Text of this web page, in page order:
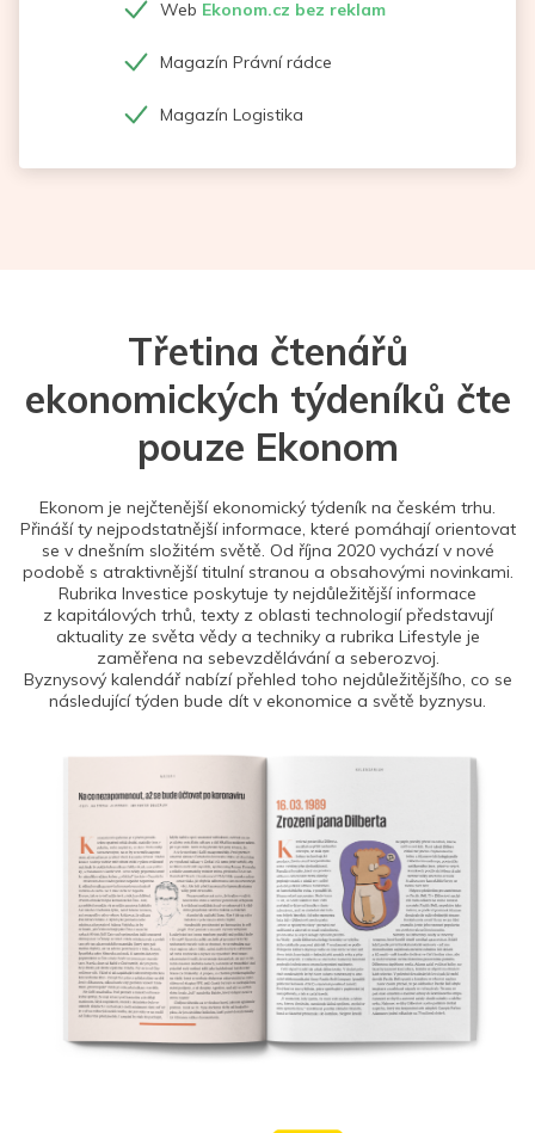
Web Ekonom.cz bez reklam
Magazín Právní rádce
Magazín Logistika
Třetina čtenářů
ekonomických týdeníků čte
pouze Ekonom
Ekonom je nejčtenější ekonomický týdeník na českém trhu.
Přináší ty nejpodstatnější informace, které pomáhají orientovat
se v dnešním složitém světě. Od října 2020 vychází v nové
podobě s atraktivnější titulní stranou a obsahovými novinkami.
Rubrika Investice poskytuje ty nejdůležitější informace
z kapitálových trhů, texty z oblasti technologií představují
aktuality ze světa vědy a techniky a rubrika Lifestyle je
zaměřena na sebevzdělávání a seberozvoj.
Byznysový kalendář nabízí přehled toho nejdůležitějšího, co se
následující týden bude dít v ekonomice a světě byznysu.